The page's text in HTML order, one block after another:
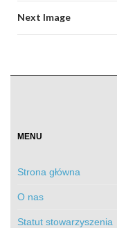
Next Image
MENU
Strona główna
O nas
Statut stowarzyszenia